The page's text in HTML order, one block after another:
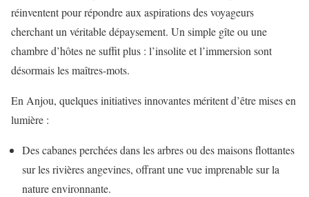
réinventent pour répondre aux aspirations des voyageurs
cherchant un véritable dépaysement. Un simple gîte ou une
chambre d’hôtes ne suffit plus : l’insolite et l’immersion sont
désormais les maîtres-mots.
En Anjou, quelques initiatives innovantes méritent d’être mises en
lumière :
Des cabanes perchées dans les arbres ou des maisons flottantes
sur les rivières angevines, offrant une vue imprenable sur la
nature environnante.